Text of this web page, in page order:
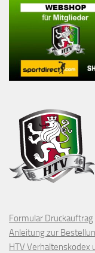
Formular Druckauftrag
Anleitung zur
HTV